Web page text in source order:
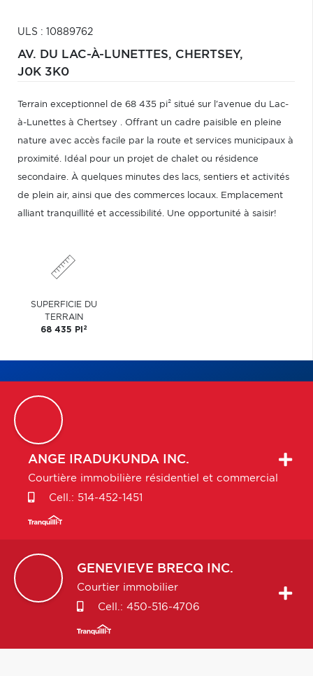
ULS : 10889762
AV. DU LAC-À-LUNETTES, CHERTSEY,
J0K 3K0
Terrain exceptionnel de 68 435 pi² situé sur l'avenue du Lac-
à-Lunettes à Chertsey . Offrant un cadre paisible en pleine
nature avec accès facile par la route et services municipaux à
proximité. Idéal pour un projet de chalet ou résidence
secondaire. À quelques minutes des lacs, sentiers et activités
de plein air, ainsi que des commerces locaux. Emplacement
alliant tranquillité et accessibilité. Une opportunité à saisir!
SUPERFICIE DU
TERRAIN
68 435 PI 2
ANGE IRADUKUNDA INC.
Courtière immobilière résidentiel et commercial
Cell.: 514-452-1451
GENEVIEVE BRECQ INC.
Courtier immobilier
Cell.: 450-516-4706